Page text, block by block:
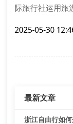
际旅行社运用旅
续接待量为每日
2025-05-30
最新文章
浙江自由行如